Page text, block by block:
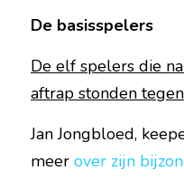
De basisspelers
De elf spelers die
aftrap stonden
Jan Jongbloed,
meer over zijn